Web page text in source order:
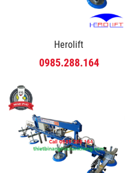
Herolift
0985.288.164